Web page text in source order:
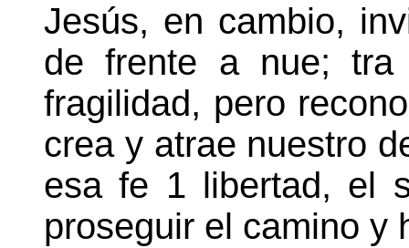
Jesús, en cambio,
de frente a nue; tra
fragilidad, pero
crea y atrae nuestro
esa fe 1 libertad, el
proseguir el camino y